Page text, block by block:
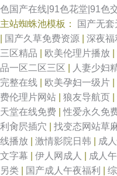
色国产在线|91色花堂|91色
主站蜘蛛池模板：
国产无套
国产久草免费资源 深夜福
三区精品
欧美伦理片播放
品一区二区三区
人妻少妇
完整在线
欧美孕妇一级片
费伦理片网站
狼友导航页
天堂在线免费
|性爱永久免
利肏屄插穴
找变态网站草
线播放
激情影院日韩 成
文字幕
伊人网成人 成人
另类
国产成人午夜福利